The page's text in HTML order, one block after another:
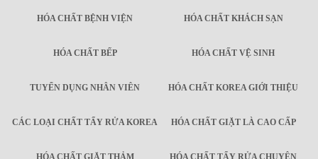
HÓA CHẤT BỆNH VIỆN HÓA CHẤT KHÁCH SẠN
HÓA CHẤT BẾP HÓA CHẤT VỆ SINH
TUYỂN DỤNG NHÂN VIÊN HÓA CHẤT KOREA GIỚI THIỆU
CÁC LOẠI CHẤT TẨY RỬA KOREA HÓA CHẤT GIẶT LÀ CAO CẤP